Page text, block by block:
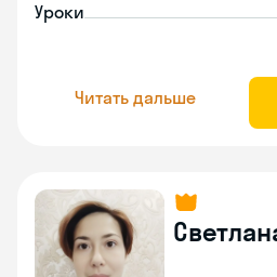
Уроки
Читать дальше